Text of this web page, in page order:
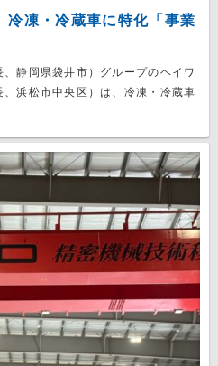
凍・冷蔵車に特化「事業
静岡県袋井市）グループのヘイワ
浜松市中央区）は、冷凍・冷蔵車